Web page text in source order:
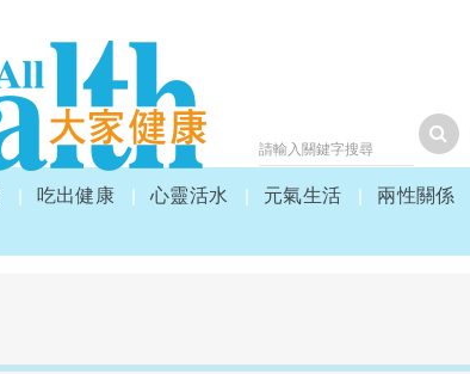
吃出健康 心靈活水 元氣生活 兩性關係